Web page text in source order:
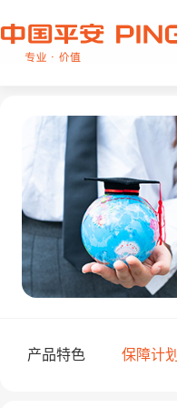
产品特色 保障计划